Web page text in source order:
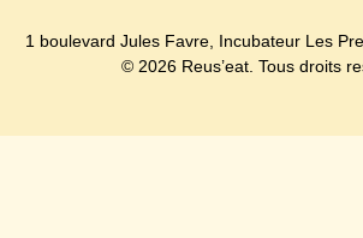
1 boulevard Jules Favre, Incubateur Les
© 2026 Reus’eat. Tous droits